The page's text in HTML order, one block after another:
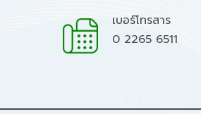
เบอร์โทรสาร
0 2265 6511